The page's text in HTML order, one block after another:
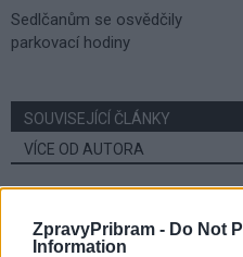
ZpravyPribram - Do Not
Information
Sedlčanům se osvědčily
parkovací hodiny
SOUVISEJÍCÍ ČLÁNKY
VÍCE OD AUTORA
Většina
výborné